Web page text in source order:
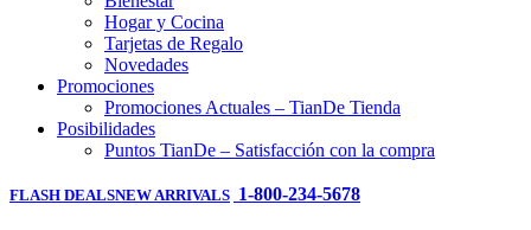
Hogar y Cocina
Tarjetas de Regalo
Novedades
Promociones
Promociones Actuales – TianDe Tienda
Posibilidades
Puntos TianDe – Satisfacción con la compra
FLASH DEALSNEW ARRIVALS 1-800-234-5678